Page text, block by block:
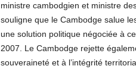
ministre cambodgien et ministre
souligne que le Cambodge salue
une solution politique négociée à
2007. Le Cambodge rejette
souveraineté et à l’intégrité